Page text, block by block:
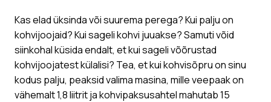
Kas elad üksinda või suurema perega? Kui palju on
kohvijoojaid? Kui sageli kohvi juuakse? Samuti võid
siinkohal küsida endalt, et kui sageli võõrustad
kohvijoojatest külalisi? Tea, et kui kohvisõpru on sinu
kodus palju, peaksid valima masina, mille veepaak on
vähemalt 1,8 liitrit ja kohvipaksusahtel mahutab 15